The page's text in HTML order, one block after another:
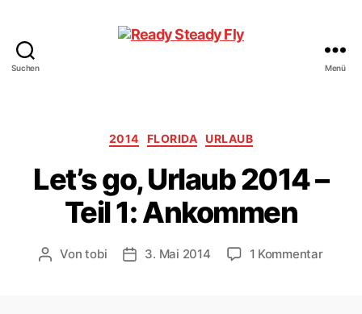
Suchen Menü
Kategorien
2014 FLORIDA URLAUB
Let’s go, Urlaub 2014 –
Teil 1: Ankommen
Beitragsautor
Vontobi Veröffentlichungsdatum
3. Mai 2014 1 Kommentarzu